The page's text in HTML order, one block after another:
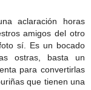
aclaración horas
amigos del otro
sí. Es un bocado
ostras, basta un
para convertirlas
que tienen una